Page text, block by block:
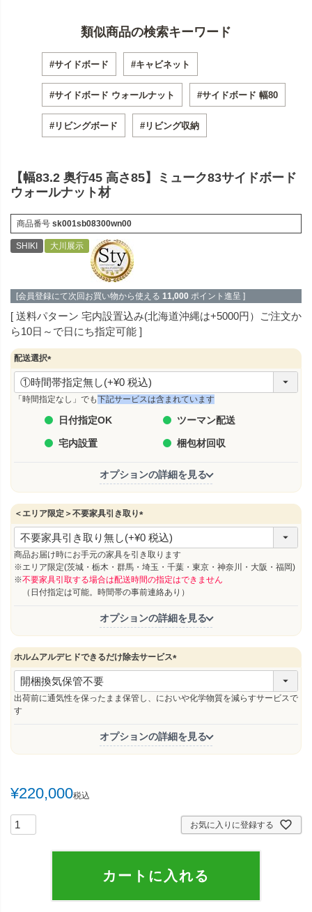
類似商品の検索キーワード
#サイドボード #キャビネット
#サイドボード ウォールナット #サイドボード 幅80
#リビングボード #リビング収納
【幅83.2 奥行45 高さ85】ミューク83サイドボード
ウォールナット材
商品番号 sk001sb08300wn00
SHIKI 大川展示
[会員登録にて次回お買い物から使える 11,000 ポイント進呈 ]
送料パターン 宅内設置込み(北海道沖縄は+5000円）ご注文か
ら10日～で日にち指定可能
配送選択
(
必
須
「時間指定なし」でも下記サービスは含まれています
日付指定OK ツーマン配送
宅内設置 梱包材回収
オプションの詳細を見る
＜エリア限定＞不要家具引き取り
(
必
須
商品お届け時にお手元の家具を引き取ります
※エリア限定(茨城・栃木・群馬・埼玉・千葉・東京・神奈川・大阪・福岡)
※不要家具引取する場合は配送時間の指定はできません
（日付指定は可能。時間帯の事前連絡あり）
オプションの詳細を見る
ホルムアルデヒドできるだけ除去サービス
(
須
出荷前に通気性を保ったまま保管し、においや化学物質を減らすサービスで
す
オプションの詳細を見る
¥220,000税込
お気に入りに登録する
カートに入れる